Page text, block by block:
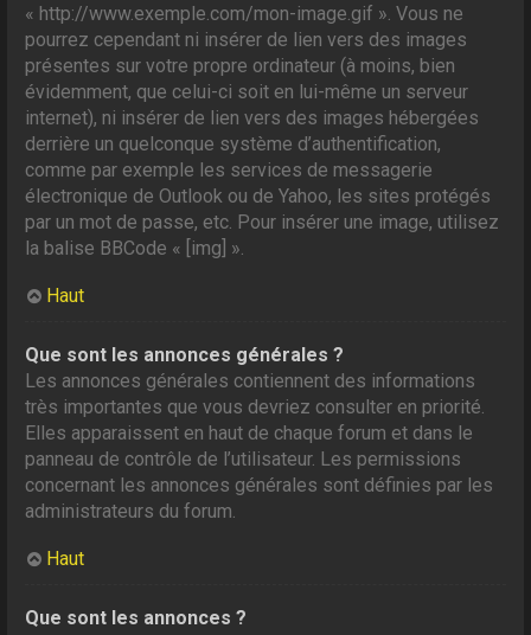
« http://www.exemple.com/mon-image.gif ». Vous ne
pourrez cependant ni insérer de lien vers des images
présentes sur votre propre ordinateur (à moins, bien
évidemment, que celui-ci soit en lui-même un serveur
internet), ni insérer de lien vers des images hébergées
derrière un quelconque système d’authentification,
comme par exemple les services de messagerie
électronique de Outlook ou de Yahoo, les sites protégés
par un mot de passe, etc. Pour insérer une image, utilisez
la balise BBCode « [img] ».
Haut
Que sont les annonces générales ?
Les annonces générales contiennent des informations
très importantes que vous devriez consulter en priorité.
Elles apparaissent en haut de chaque forum et dans le
panneau de contrôle de l’utilisateur. Les permissions
concernant les annonces générales sont définies par les
administrateurs du forum.
Haut
Que sont les annonces ?